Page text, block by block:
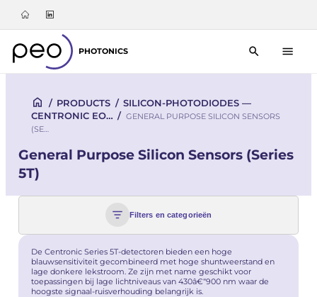
PHOTONICS
/ PRODUCTS / SILICON-PHOTODIODES —
CENTRONIC EO… / GENERAL PURPOSE SILICON SENSORS
(SE…
General Purpose Silicon Sensors (Series
5T)
Filters en categorieën
De Centronic Series 5T-detectoren bieden een hoge
blauwsensitiviteit gecombineerd met hoge shuntweerstand en
lage donkere lekstroom. Ze zijn met name geschikt voor
toepassingen bij lage lichtniveaus van 430â€“900 nm waar de
hoogste signaal-ruisverhouding belangrijk is.